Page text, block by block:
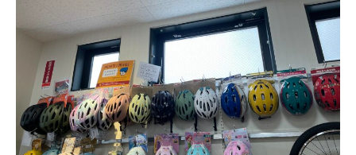
募集中の求人情報
法人様